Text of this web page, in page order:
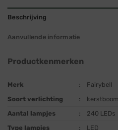
Beschrijving
Aanvullende informatie
Productkenmerken
Merk :
Fairybell
Soort verlichting
:
Aantal lampjes
:
240 LEDs
Type lampjes
: LED